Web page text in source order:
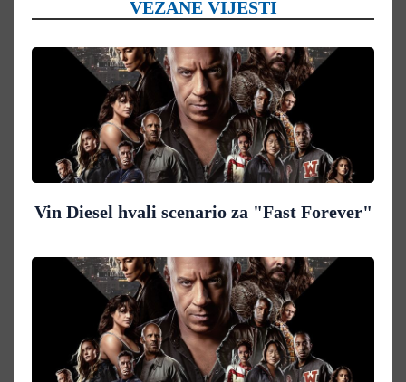
VEZANE VIJESTI
Vin Diesel hvali scenario za "Fast Forever"